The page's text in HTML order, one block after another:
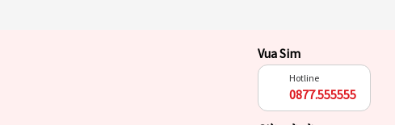
Vua Sim
Hotline
0877.555555